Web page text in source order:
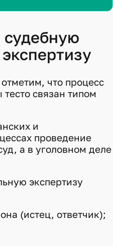
судебную
что процесс
связан типом
и
проведение
а в уголовном деле
экспертизу
(истец, ответчик);